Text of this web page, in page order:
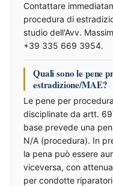
Contattare
procedura di
studio dell'Avv.
+39 335 669 3954.
Quali sono le pene
estradizione/MAE?
Le pene per
disciplinate da artt.
base prevede una
N/A (procedura). In
la pena può essere
viceversa, con
per condotte